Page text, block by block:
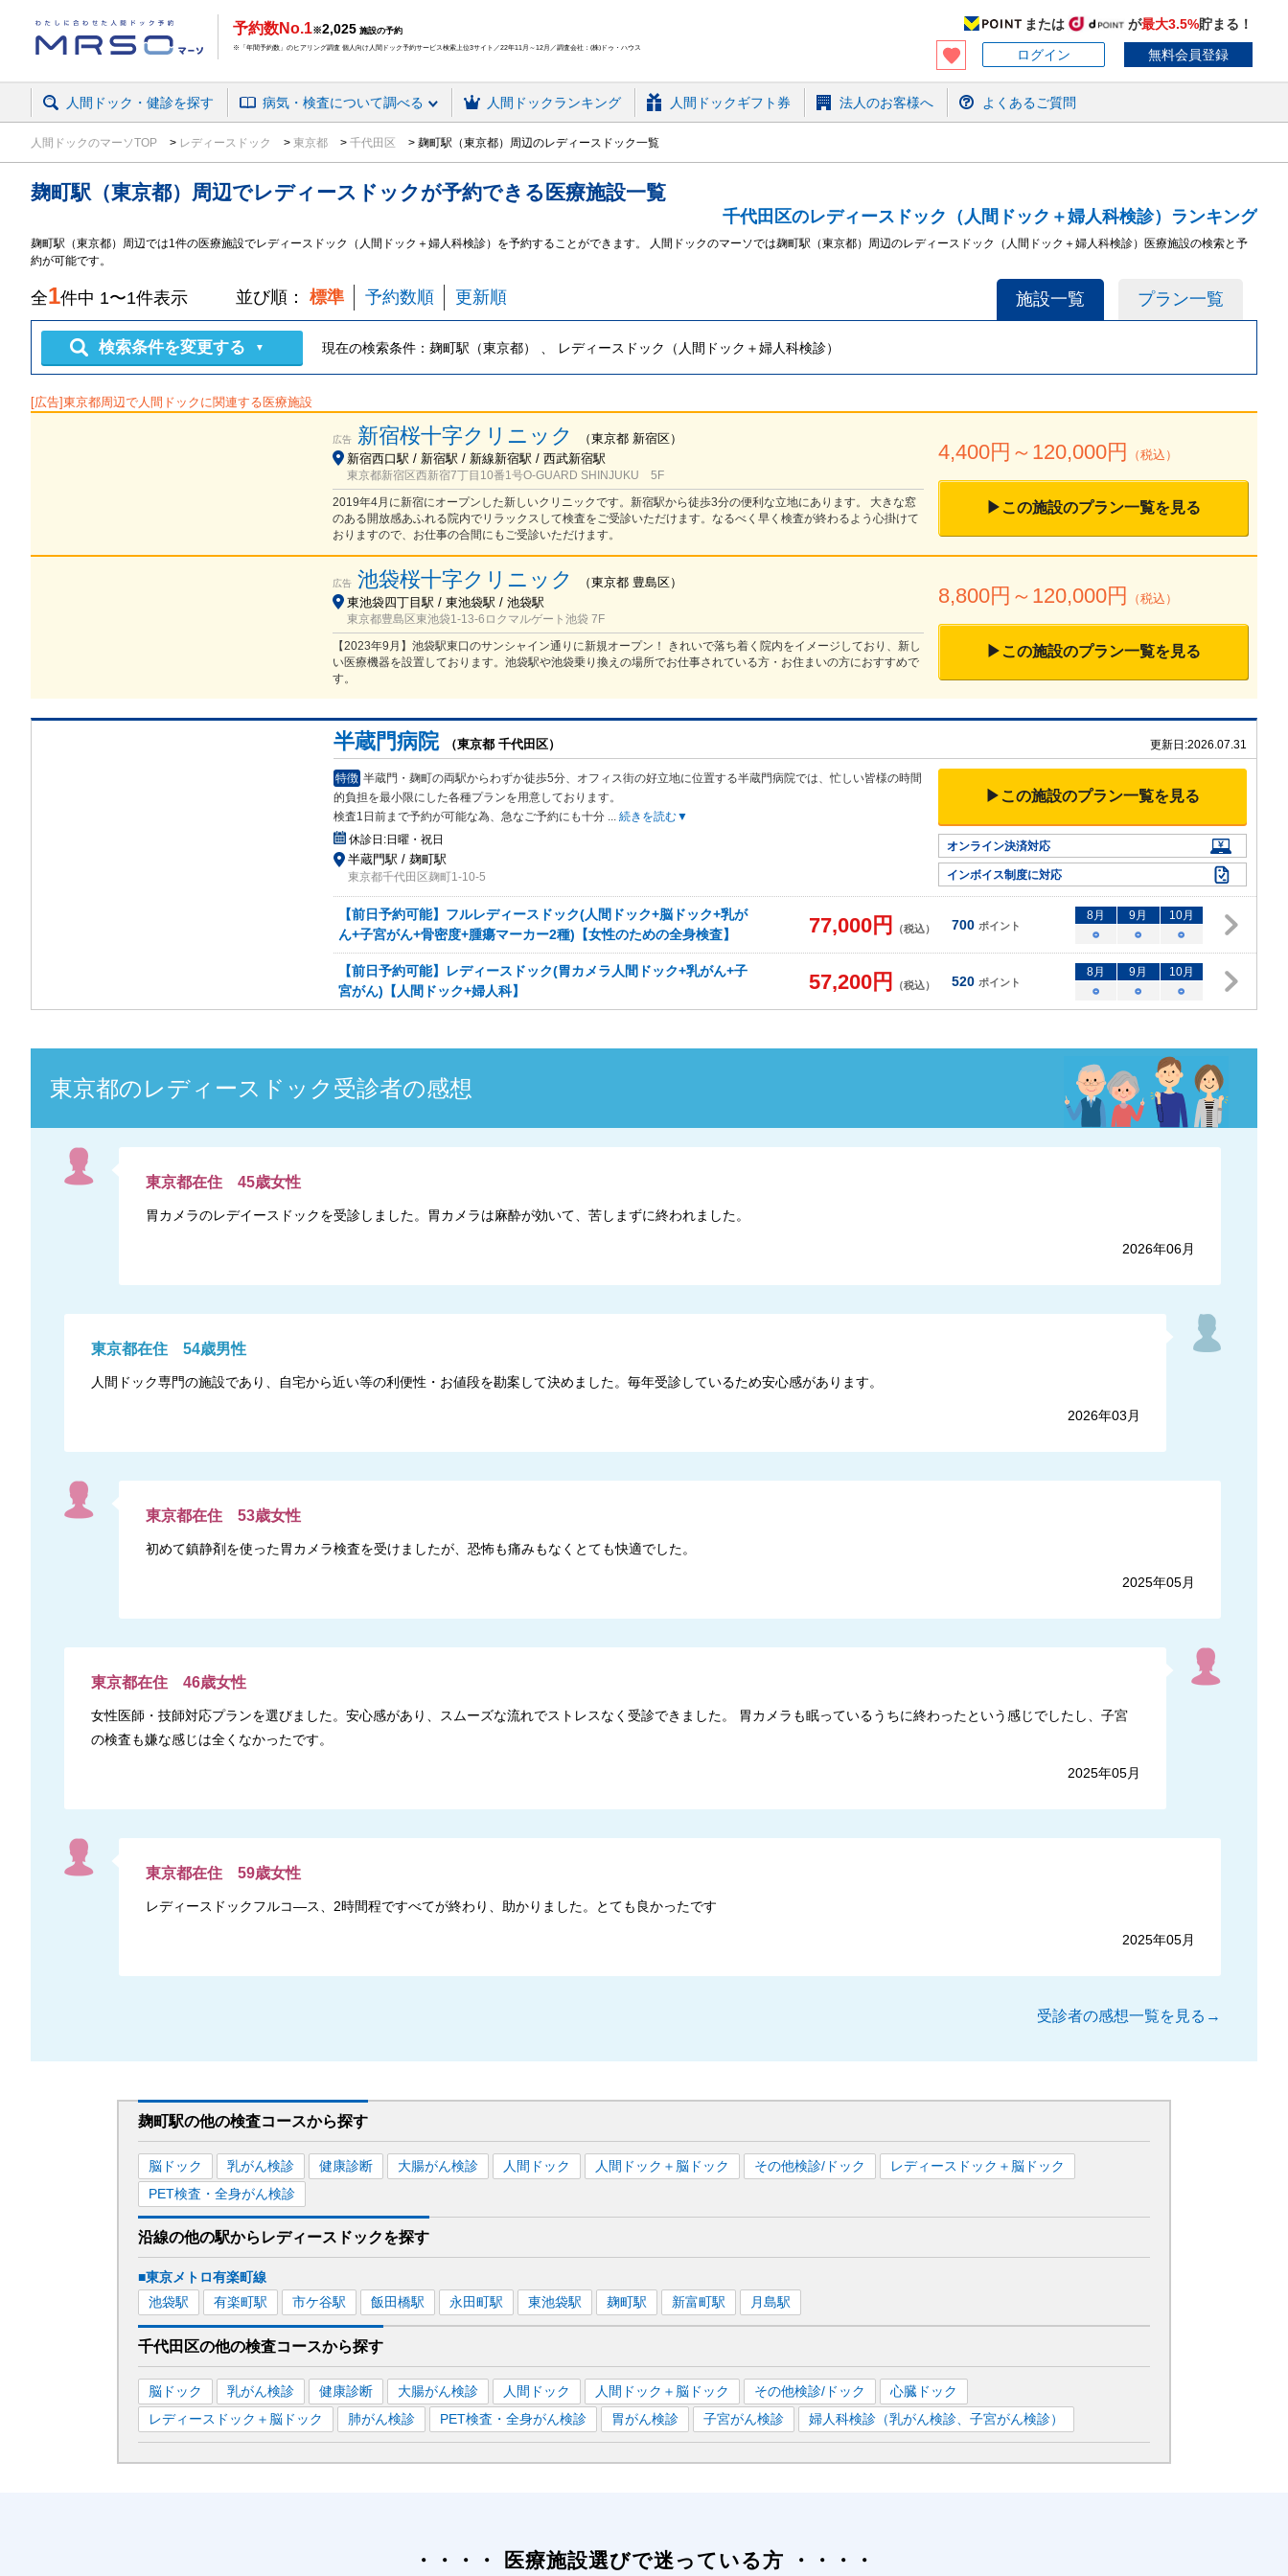
予約数No.1※2,025 施設の予約
※「年間予約数」のヒアリング調査 個人向け人間ドック予約サービス検索上位3サイト／22年11月～12月／調査会社：(株)ドゥ・ハウス
または が最大3.5%貯まる！
ログイン
無料会員登録
人間ドック・健診を探す 病気・検査について調べる 人間ドックランキング 人間ドックギフト券 法人のお客様へ よくあるご質問
人間ドックのマーソTOP レディースドック 東京都 千代田区 麹町駅（東京都）周辺のレディースドック一覧
麹町駅（東京都）周辺でレディースドックが予約できる 医療施設一覧
千代田区のレディースドック（人間ドック＋婦人科検診）ランキング
麹町駅（東京都）周辺では1件の医療施設でレディースドック（人間ドック＋婦人科検診）を予約することができます。 人間ドックのマーソでは麹町駅（東京都）周辺のレディースドック（人間ドック＋婦人科検診）医療施設の検索と予
約が可能です。
施設一覧 プラン一覧
全1件中 1〜1件表示 並び順： 標準 予約数順 更新順
検索条件を変更する ▼ 現在の検索条件： 麹町駅（東京都） 、 レディースドック（人間ドック＋婦人科検診）
[広告]東京都周辺で人間ドックに関連する医療施設
広告 新宿桜十字クリニック （東京都 新宿区）
新宿西口駅 / 新宿駅 / 新線新宿駅 / 西武新宿駅
東京都新宿区西新宿7丁目10番1号O-GUARD SHINJUKU 5F
2019年4月に新宿にオープンした新しいクリニックです。新宿駅から徒歩3分の便利な立地にあります。 大きな窓
のある開放感あふれる院内でリラックスして検査をご受診いただけます。なるべく早く検査が終わるよう心掛けて
おりますので、お仕事の合間にもご受診いただけます。
4,400円～ 120,000円 （税込）
▶この施設のプラン一覧を見る
広告 池袋桜十字クリニック （東京都 豊島区）
東池袋四丁目駅 / 東池袋駅 / 池袋駅
東京都豊島区東池袋1-13-6ロクマルゲート池袋 7F
【2023年9月】池袋駅東口のサンシャイン通りに新規オープン！ きれいで落ち着く院内をイメージしており、新し
い医療機器を設置しております。池袋駅や池袋乗り換えの場所でお仕事されている方・お住まいの方におすすめで
す。
8,800円～ 120,000円 （税込）
▶この施設のプラン一覧を見る
半蔵門病院 （東京都 千代田区） 更新日:2026.07.31
特徴 半蔵門・麹町の両駅からわずか徒歩5分、オフィス街の好立地に位置する半蔵門病院では、忙しい皆様の時間
的負担を最小限にした各種プランを用意しております。
検査1日前まで予約が可能な為、急なご予約にも十分 ... 続きを読む▼
休診日:日曜・祝日
半蔵門駅 / 麹町駅
東京都千代田区麹町1-10-5
▶この施設のプラン一覧を見る
オンライン決済対応
インボイス制度に対応
【前日予約可能】フルレディースドック(人間ドック+脳ドック+乳が
ん+子宮がん+骨密度+腫瘍マーカー2種)【女性のための全身検査】
77,000円 （税込） 700 ポイント
8月 9月 10月
○
○ ○
【前日予約可能】レディースドック(胃カメラ人間ドック+乳がん+子
宮がん)【人間ドック+婦人科】
57,200円 （税込） 520 ポイント
8月 9月 10月
○
○ ○
東京都のレディースドック 受診者の感想
東京都在住 45歳女性
胃カメラのレデイースドックを受診しました。胃カメラは麻酔が効いて、苦しまずに終われました。
2026年06月
東京都在住 54歳男性
人間ドック専門の施設であり、自宅から近い等の利便性・お値段を勘案して決めました。毎年受診しているため安心感があります。
2026年03月
東京都在住 53歳女性
初めて鎮静剤を使った胃カメラ検査を受けましたが、恐怖も痛みもなくとても快適でした。
2025年05月
東京都在住 46歳女性
女性医師・技師対応プランを選びました。安心感があり、スムーズな流れでストレスなく受診できました。 胃カメラも眠っているうちに終わったという感じでしたし、子宮
の検査も嫌な感じは全くなかったです。
2025年05月
東京都在住 59歳女性
レディースドックフルコ―ス、2時間程ですべてが終わり、助かりました。とても良かったです
2025年05月
受診者の感想一覧を見る→
麹町駅の他の検査コースから探す
脳ドック 乳がん検診 健康診断 大腸がん検診 人間ドック 人間ドック＋脳ドック その他検診/ドック
レディースドック＋脳ドック
PET検査・全身がん検診
沿線の他の駅から レディースドックを探す
■東京メトロ有楽町線
池袋駅 有楽町駅 市ケ谷駅 飯田橋駅 永田町駅 東池袋駅 麹町駅 新富町駅 月島駅
千代田区の他の検査コースから探す
脳ドック 乳がん検診 健康診断 大腸がん検診 人間ドック 人間ドック＋脳ドック その他検診/ドック
心臓ドック
レディースドック＋脳ドック
肺がん検診 PET検査・全身がん検診 胃がん検診 子宮がん検診 婦人科検診（乳がん検診、子宮がん検診）
医療施設選びで迷っている方